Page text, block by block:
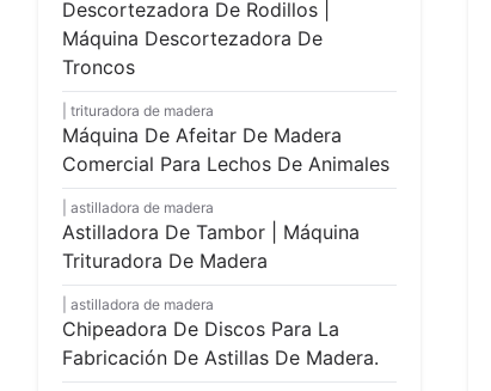
Descortezadora De Rodillos |
Máquina Descortezadora De
Troncos
trituradora de madera
Máquina De Afeitar De Madera
Comercial Para Lechos De Animales
astilladora de madera
Astilladora De Tambor | Máquina
Trituradora De Madera
astilladora de madera
Chipeadora De Discos Para La
Fabricación De Astillas De Madera.